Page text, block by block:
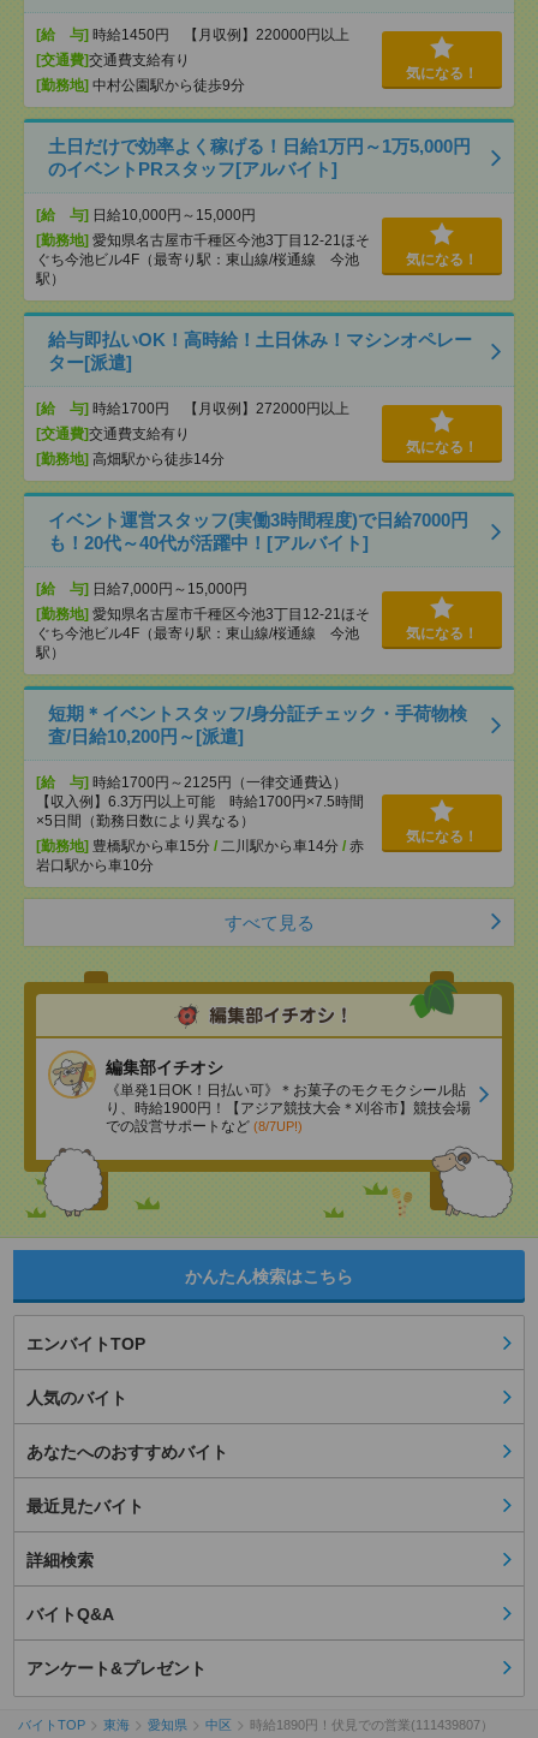
[給 与] 時給1450円 【月収例】220000円以上
[交通費]交通費支給有り
[勤務地] 中村公園駅から徒歩9分
気になる！
土日だけで効率よく稼げる！日給1万円～1万5,000円
のイベントPRスタッフ[アルバイト]
[給 与] 日給10,000円～15,000円
[勤務地] 愛知県名古屋市千種区今池3丁目12-21ほそ
ぐち今池ビル4F（最寄り駅：東山線/桜通線 今池
駅）
気になる！
給与即払いOK！高時給！土日休み！マシンオペレー
ター[派遣]
[給 与] 時給1700円 【月収例】272000円以上
[交通費]交通費支給有り
[勤務地] 高畑駅から徒歩14分
気になる！
イベント運営スタッフ(実働3時間程度)で日給7000円
も！20代～40代が活躍中！[アルバイト]
[給 与] 日給7,000円～15,000円
[勤務地] 愛知県名古屋市千種区今池3丁目12-21ほそ
ぐち今池ビル4F（最寄り駅：東山線/桜通線 今池
駅）
気になる！
短期＊イベントスタッフ/身分証チェック・手荷物検
査/日給10,200円～[派遣]
[給 与] 時給1700円～2125円（一律交通費込）
【収入例】6.3万円以上可能 時給1700円×7.5時間
×5日間（勤務日数により異なる）
[勤務地] 豊橋駅から車15分 / 二川駅から車14分 / 赤
岩口駅から車10分
気になる！
すべて見る
編集部イチオシ
《単発1日OK！日払い可》＊お菓子のモクモクシール貼
り、時給1900円！【アジア競技大会＊刈谷市】競技会場
での設営サポートなど (8/7UP!)
かんたん検索はこちら
エンバイトTOP
人気のバイト
あなたへのおすすめバイト
最近見たバイト
詳細検索
バイトQ&A
アンケート&プレゼント
バイトTOP 東海 愛知県 中区 時給1890円！伏見での営業(111439807）